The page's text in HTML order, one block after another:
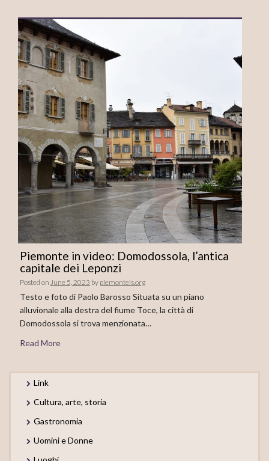
Piemonte in video: Domodossola, l’antica
capitale dei Leponzi
Posted on June 5, 2023 by piemonteis.org
Testo e foto di Paolo Barosso Situata su un piano
alluvionale alla destra del fiume Toce, la città di
Domodossola si trova menzionata…
Read More
Link
Cultura, arte, storia
Gastronomia
Uomini e Donne